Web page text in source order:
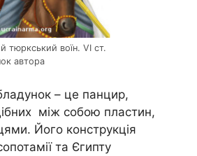
тюркський воїн. VI ст.
автора
– це панцир,
між собою пластин,
Його конструкція
та Єгипту